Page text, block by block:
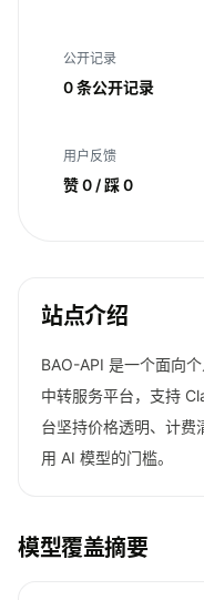
公开记录
0 条公开记录
用户反馈
赞 0 / 踩 0
站点介绍
BAO-API 是一个面向
中转服务平台，支持
台坚持价格透明、计费
用 AI 模型的门槛。
模型覆盖摘要